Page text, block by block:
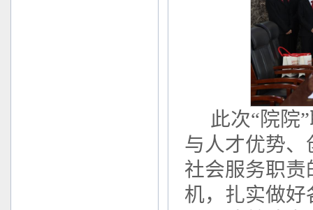
此次“院院
与人才优势
社会服务职
机，扎实做